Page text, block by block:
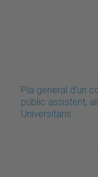
Pla general d'un
públic assistent,
Universitaris